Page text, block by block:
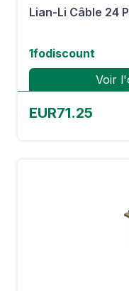
Lian-Li Câble 24
1fodiscount
Voir
EUR71.25